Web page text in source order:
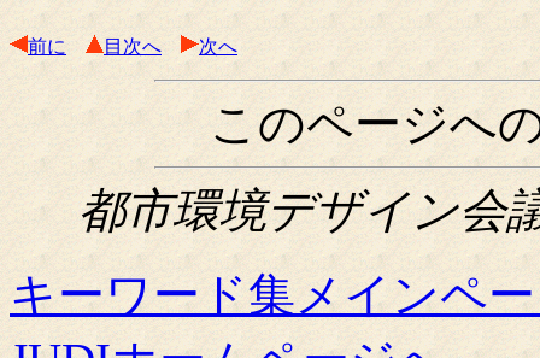
前に 目次へ 次へ
このページへ
都市環境デザイン会
キーワード集メインペ